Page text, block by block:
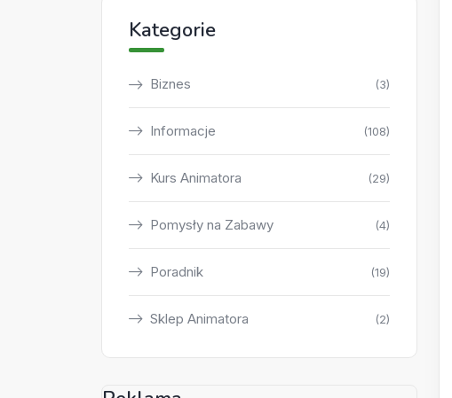
Kategorie
Biznes (3)
Informacje (108)
Kurs Animatora (29)
Pomysły na Zabawy (4)
Poradnik (19)
Sklep Animatora (2)